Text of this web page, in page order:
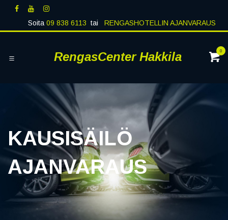
Siirry sisältöön
Soita09 838 6113 tai RENGASHOTELLIN AJANVARAUS
RengasCenter Hakkila 0
KAUSISÄILÖ
AJANVARAUS